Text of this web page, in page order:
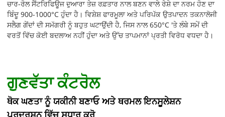
ਚਾਰ-ਰੋਲ ਸੈਂਟਰਿਫਿਊਜ ਦੁਆਰਾ ਤੇਜ਼ ਰਫ਼ਤਾਰ ਨਾਲ ਬਣਨ ਵਾਲੇ ਰੇਸ਼ੇ ਦਾ ਨਰਮ ਹੋਣ ਦਾ
ਬਿੰਦੂ 900-1000°C ਹੁੰਦਾ ਹੈ। ਵਿਸ਼ੇਸ਼ ਫਾਰਮੂਲਾ ਅਤੇ ਪਰਿਪੱਕ ਉਤਪਾਦਨ ਤਕਨਾਲੋਜੀ
ਸਲੈਗ ਗੇਂਦਾਂ ਦੀ ਸਮੱਗਰੀ ਨੂੰ ਬਹੁਤ ਘਟਾਉਂਦੀ ਹੈ, ਜਿਸ ਨਾਲ 650°C 'ਤੇ ਲੰਬੇ ਸਮੇਂ ਦੀ
ਵਰਤੋਂ ਵਿੱਚ ਕੋਈ ਬਦਲਾਅ ਨਹੀਂ ਹੁੰਦਾ ਅਤੇ ਉੱਚ ਤਾਪਮਾਨਾਂ ਪ੍ਰਤੀ ਵਿਰੋਧ ਵਧਦਾ ਹੈ।
ਗੁਣਵੱਤਾ ਕੰਟਰੋਲ
ਥੋਕ ਘਣਤਾ ਨੂੰ ਯਕੀਨੀ ਬਣਾਓ ਅਤੇ ਥਰਮਲ ਇਨਸੂਲੇਸ਼ਨ